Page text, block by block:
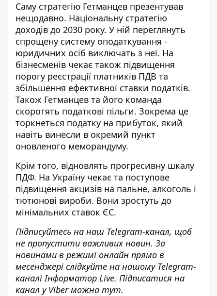
Саму стратегію Гетманцев презентував
нещодавно. Національну стратегію
доходів до 2030 року. У ній переглянуть
спрощену систему оподаткування -
юридичних осіб виключать з неї. На
бізнесменів чекає також підвищення
порогу реєстрації платників ПДВ та
збільшення ефективної ставки податків.
Також Гетманцев та його команда
скоротять податкові пільги. Зокрема це
торкнеться податку на прибуток, який
навіть винесли в окремий пункт
оновленого меморандуму.
Крім того, відновлять прогресивну шкалу
ПДФ. На Україну чекає та поступове
підвищення акцизів на пальне, алкоголь і
тютюнові вироби. Вони зростуть до
мінімальних ставок ЄС.
Підписуйтесь на наш Telegram-канал, щоб
не пропустити важливих новин. За
новинами в режимі онлайн прямо в
месенджері слідкуйте на нашому Telegram-
каналіІнформатор Live. Підписатися на
канал у Viber можна тут.